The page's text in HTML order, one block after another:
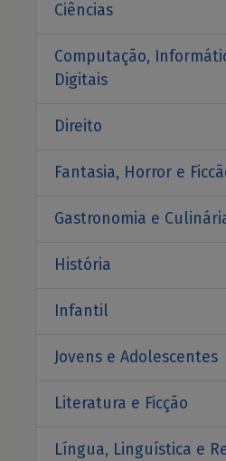
Ciências
Computação,
Digitais
Direito
Fantasia, Horror e
Gastronomia e
História
Infantil
Jovens e Adolescentes
Literatura e Ficção
Língua, Linguística e